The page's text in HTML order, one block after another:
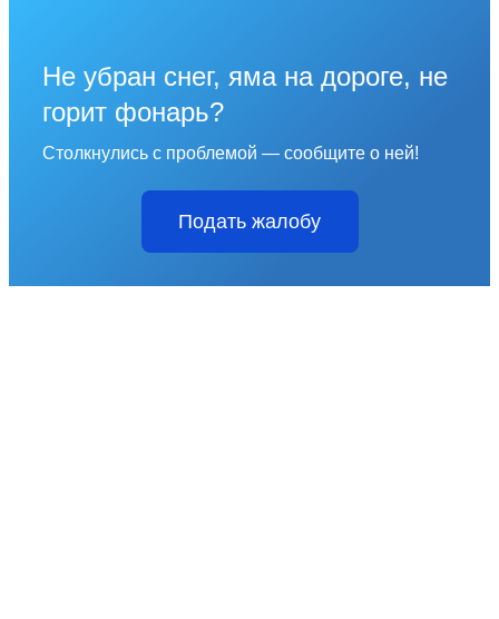
Не убран снег, яма на дороге, не
горит фонарь?
Столкнулись с проблемой — сообщите о ней!
Подать жалобу